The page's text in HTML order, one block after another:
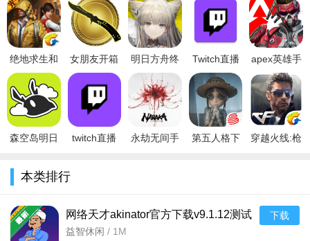
绝地求生和
平精英官方
appv1.1.16
安卓版
女朋友开箱
就是欧模拟
器（CS:GO
开箱模拟器
明日方舟终
末地官网下
载最新版本
v1.2.5最新
Twitch直播
平台app安
卓手机版
v29.8.1最新
版
apex英雄手
游最新版本
2023(Apex
Legends)v1
森空岛明日
2026v1.62.0
twitch直播
永劫无间手
第五人格下
穿越火线:枪
本类排行
网络天才akinator官方下载v9.1.12测试
问答小游戏
益智休闲 / 1M
下载